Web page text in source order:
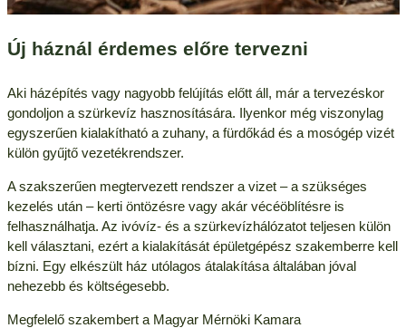
Új háznál érdemes előre tervezni
Aki házépítés vagy nagyobb felújítás előtt áll, már a tervezéskor
gondoljon a szürkevíz hasznosítására. Ilyenkor még viszonylag
egyszerűen kialakítható a zuhany, a fürdőkád és a mosógép vizét
külön gyűjtő vezetékrendszer.
A szakszerűen megtervezett rendszer a vizet – a szükséges
kezelés után – kerti öntözésre vagy akár vécéöblítésre is
felhasználhatja. Az ivóvíz- és a szürkevízhálózatot teljesen külön
kell választani, ezért a kialakítását épületgépész szakemberre kell
bízni. Egy elkészült ház utólagos átalakítása általában jóval
nehezebb és költségesebb.
Megfelelő szakembert a Magyar Mérnöki Kamara